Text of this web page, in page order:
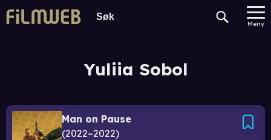
Meny
Yuliia Sobol
Man on Pause
2022–2022